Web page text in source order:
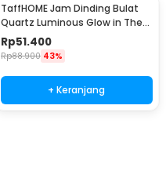
TaffHOME Jam Dinding Bulat
Quartz Luminous Glow in The
Dark 30cm MDB4
Rp51.400
Rp88.900 43%
+ Keranjang